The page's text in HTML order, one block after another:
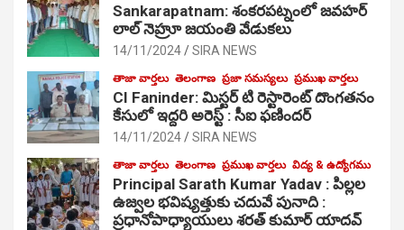
Sankarapatnam: శంకరపట్నంలో జవహర్
లాల్ నెహ్రూ జయంతి వేడుకలు
14/11/2024 SIRA NEWS
తాజా వార్తలు తెలంగాణ ప్రజా సమస్యలు ప్రముఖ వార్తలు
CI Faninder: మిస్టర్ టి రెస్టారెంట్ దొంగతనం
కేసులో ఇద్దరి అరెస్ట్ : సీఐ ఫణిందర్
14/11/2024 SIRA NEWS
తాజా వార్తలు తెలంగాణ ప్రముఖ వార్తలు విద్య & ఉద్యోగము
Principal Sarath Kumar Yadav : పిల్లల
ఉజ్వల భవిష్యత్తుకు చదువే పునాది :
ప్రధానోపాధ్యాయులు శరత్ కుమార్ యాదవ్